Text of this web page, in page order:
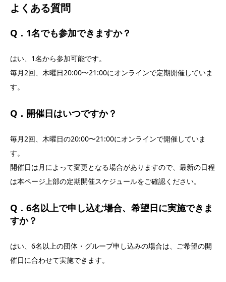
よくある質問
Q．1名でも参加できますか？
はい、1名から参加可能です。
毎月2回、木曜日20:00〜21:00にオンラインで定期開催していま
す。
Q．開催日はいつですか？
毎月2回、木曜日の20:00〜21:00にオンラインで開催していま
す。
開催日は月によって変更となる場合がありますので、最新の日程
は本ページ上部の定期開催スケジュールをご確認ください。
Q．6名以上で申し込む場合、希望日に実施できま
すか？
はい、6名以上の団体・グループ申し込みの場合は、ご希望の開
催日に合わせて実施できます。